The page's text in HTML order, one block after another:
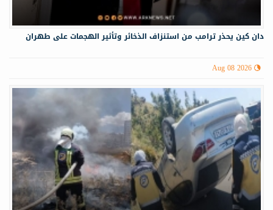
دان كين يحذر ترامب من استنزاف الذخائر وتأثير الهجمات على طهران
Aug 08 2026